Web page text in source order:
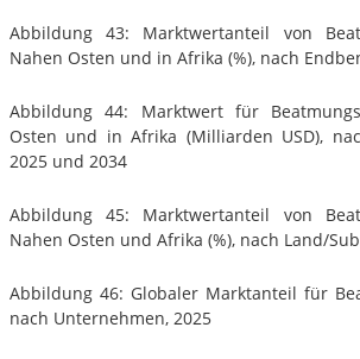
Abbildung 43: Marktwertanteil von
Nahen Osten und in Afrika (%), nach
Abbildung 44: Marktwert für
Osten und in Afrika (Milliarden USD),
2025 und 2034
Abbildung 45: Marktwertanteil von
Nahen Osten und Afrika (%), nach Land/
Abbildung 46: Globaler Marktanteil für
nach Unternehmen, 2025